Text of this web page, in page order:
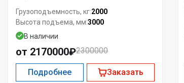
Грузоподъемность, кг:2000
Высота подъема, мм:3000
В наличии
от 2170000₽2300000
Подробнее Заказать